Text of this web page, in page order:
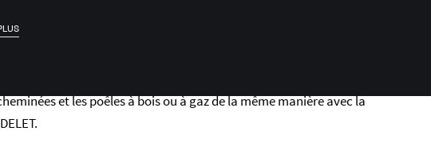
cheminées & poêles à gaz ou à bois JC BORDELET. Votre cheminée
et les poêles à bois ou à gaz de la même manière avec la